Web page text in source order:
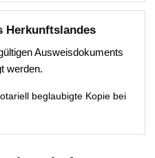
Herkunftslandes
Ausweisdokuments
werden.
beglaubigte Kopie bei